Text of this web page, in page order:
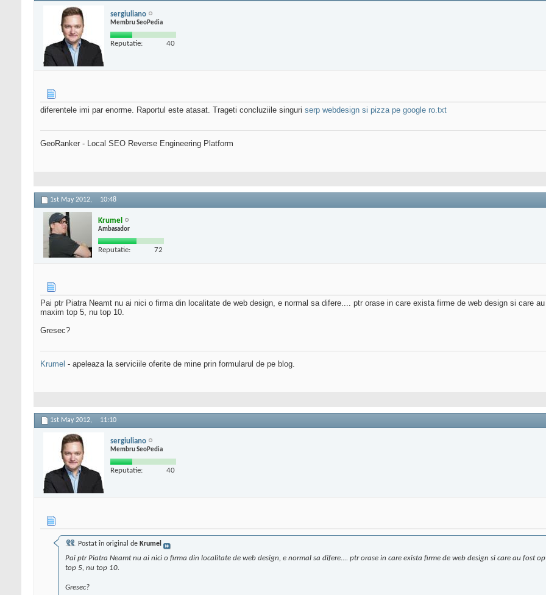
sergiuliano
Membru SeoPedia
Reputatie: 40
diferentele imi par enorme. Raportul este atasat. Trageti concluziile singuri serp webdesign si pizza pe google ro.txt
GeoRanker - Local SEO Reverse Engineering Platform
1st May 2012, 10:48
Krumel
Ambasador
Reputatie: 72
Pai ptr Piatra Neamt nu ai nici o firma din localitate de web design, e normal sa difere.... ptr orase in care exista firme de web design si care
maxim top 5, nu top 10.
Gresec?
Krumel - apeleaza la serviciile oferite de mine prin formularul de pe blog.
1st May 2012, 11:10
sergiuliano
Membru SeoPedia
Reputatie: 40
Postat în original de Krumel
Pai ptr Piatra Neamt nu ai nici o firma din localitate de web design, e normal sa difere.... ptr orase in care exista firme de web design si care au fost
top 5, nu top 10.
Gresec?